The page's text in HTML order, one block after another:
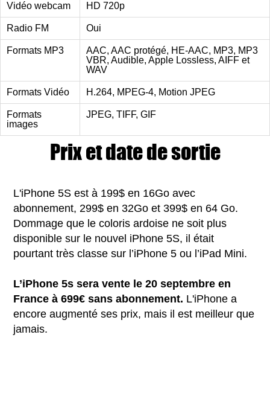
Vidéo webcam HD 720p
Radio FM Oui
Formats MP3
AAC, AAC protégé, HE-AAC, MP3, MP3
VBR, Audible, Apple Lossless, AIFF et
WAV
Formats Vidéo H.264, MPEG-4, Motion JPEG
Formats
images
JPEG, TIFF, GIF
Prix et date de sortie
L'iPhone 5S est à 199$ en 16Go avec
abonnement, 299$ en 32Go et 399$ en 64 Go.
Dommage que le coloris ardoise ne soit plus
disponible sur le nouvel iPhone 5S, il était
pourtant très classe sur l’iPhone 5 ou l’iPad Mini.
L’iPhone 5s sera vente le 20 septembre en
France à 699€ sans abonnement. L'iPhone a
encore augmenté ses prix, mais il est meilleur que
jamais.